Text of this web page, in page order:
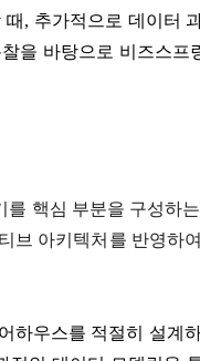
, 추가적으로 데이터
바탕으로 비즈스프
핵심 부분을 구성하
브 아키텍처를 반영하
우스를 적절히 설계